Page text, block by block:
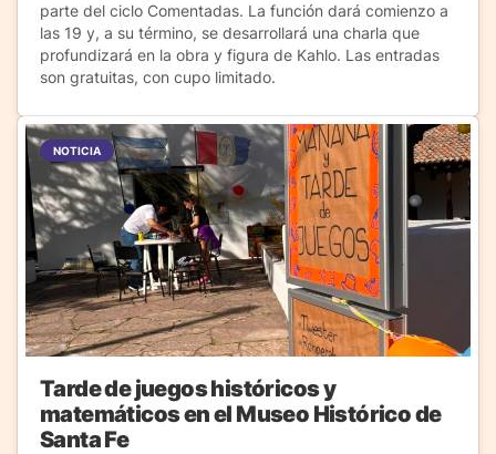
parte del ciclo Comentadas. La función dará comienzo a
las 19 y, a su término, se desarrollará una charla que
profundizará en la obra y figura de Kahlo. Las entradas
son gratuitas, con cupo limitado.
NOTICIA
Tarde de juegos históricos y
matemáticos en el Museo Histórico de
Santa Fe